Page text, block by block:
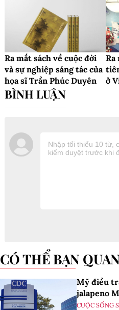
Ra mắt sách về cuộc đời
và sự nghiệp sáng tác của
họa sĩ Trần Phúc Duyên
Ra
ở
CÓ THỂ BẠN
Mỹ điều
jalapeno
CUỘC SỐNG